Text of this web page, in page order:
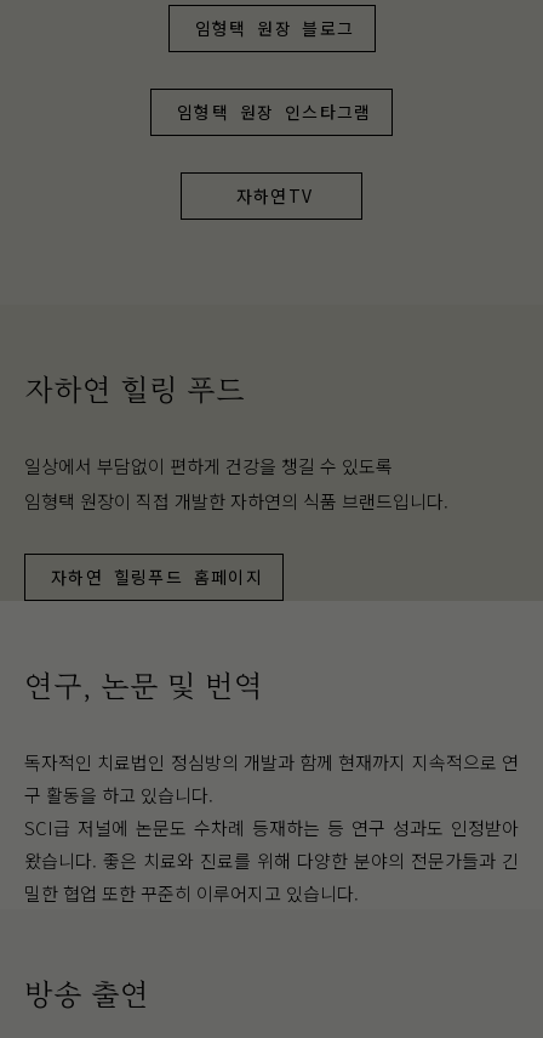
임형택 원장 블로그
임형택 원장 인스타그램
자하연TV
자하연 힐링 푸드
일상에서 부담없이 편하게 건강을 챙길 수 있도록
임형택 원장이 직접 개발한 자하연의 식품 브랜드입니다.
자하연 힐링푸드 홈페이지
연구, 논문 및 번역
독자적인 치료법인 정심방의 개발과 함께 현재까지 지속적으로 연
구 활동을 하고 있습니다.
SCI급 저널에 논문도 수차례 등재하는 등 연구 성과도 인정받아
왔습니다. 좋은 치료와 진료를 위해 다양한 분야의 전문가들과 긴
밀한 협업 또한 꾸준히 이루어지고 있습니다.
방송 출연